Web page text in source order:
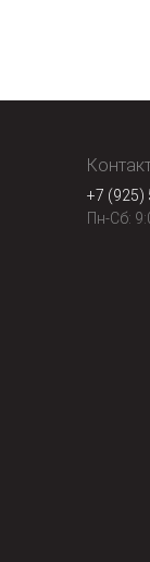
+7 (925)
Пн-Сб: